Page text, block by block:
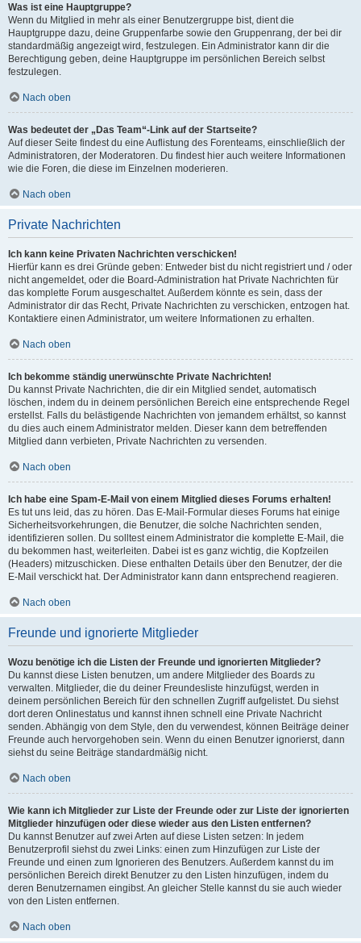
Was ist eine Hauptgruppe?
Wenn du Mitglied in mehr als einer Benutzergruppe bist, dient die
Hauptgruppe dazu, deine Gruppenfarbe sowie den Gruppenrang, der bei dir
standardmäßig angezeigt wird, festzulegen. Ein Administrator kann dir die
Berechtigung geben, deine Hauptgruppe im persönlichen Bereich selbst
festzulegen.
Nach oben
Was bedeutet der „Das Team“-Link auf der Startseite?
Auf dieser Seite findest du eine Auflistung des Forenteams, einschließlich der
Administratoren, der Moderatoren. Du findest hier auch weitere Informationen
wie die Foren, die diese im Einzelnen moderieren.
Nach oben
Private Nachrichten
Ich kann keine Privaten Nachrichten verschicken!
Hierfür kann es drei Gründe geben: Entweder bist du nicht registriert und / oder
nicht angemeldet, oder die Board-Administration hat Private Nachrichten für
das komplette Forum ausgeschaltet. Außerdem könnte es sein, dass der
Administrator dir das Recht, Private Nachrichten zu verschicken, entzogen hat.
Kontaktiere einen Administrator, um weitere Informationen zu erhalten.
Nach oben
Ich bekomme ständig unerwünschte Private Nachrichten!
Du kannst Private Nachrichten, die dir ein Mitglied sendet, automatisch
löschen, indem du in deinem persönlichen Bereich eine entsprechende Regel
erstellst. Falls du belästigende Nachrichten von jemandem erhältst, so kannst
du dies auch einem Administrator melden. Dieser kann dem betreffenden
Mitglied dann verbieten, Private Nachrichten zu versenden.
Nach oben
Ich habe eine Spam-E-Mail von einem Mitglied dieses Forums erhalten!
Es tut uns leid, das zu hören. Das E-Mail-Formular dieses Forums hat einige
Sicherheitsvorkehrungen, die Benutzer, die solche Nachrichten senden,
identifizieren sollen. Du solltest einem Administrator die komplette E-Mail, die
du bekommen hast, weiterleiten. Dabei ist es ganz wichtig, die Kopfzeilen
(Headers) mitzuschicken. Diese enthalten Details über den Benutzer, der die
E-Mail verschickt hat. Der Administrator kann dann entsprechend reagieren.
Nach oben
Freunde und ignorierte Mitglieder
Wozu benötige ich die Listen der Freunde und ignorierten Mitglieder?
Du kannst diese Listen benutzen, um andere Mitglieder des Boards zu
verwalten. Mitglieder, die du deiner Freundesliste hinzufügst, werden in
deinem persönlichen Bereich für den schnellen Zugriff aufgelistet. Du siehst
dort deren Onlinestatus und kannst ihnen schnell eine Private Nachricht
senden. Abhängig von dem Style, den du verwendest, können Beiträge deiner
Freunde auch hervorgehoben sein. Wenn du einen Benutzer ignorierst, dann
siehst du seine Beiträge standardmäßig nicht.
Nach oben
Wie kann ich Mitglieder zur Liste der Freunde oder zur Liste der ignorierten
Mitglieder hinzufügen oder diese wieder aus den Listen entfernen?
Du kannst Benutzer auf zwei Arten auf diese Listen setzen: In jedem
Benutzerprofil siehst du zwei Links: einen zum Hinzufügen zur Liste der
Freunde und einen zum Ignorieren des Benutzers. Außerdem kannst du im
persönlichen Bereich direkt Benutzer zu den Listen hinzufügen, indem du
deren Benutzernamen eingibst. An gleicher Stelle kannst du sie auch wieder
von den Listen entfernen.
Nach oben